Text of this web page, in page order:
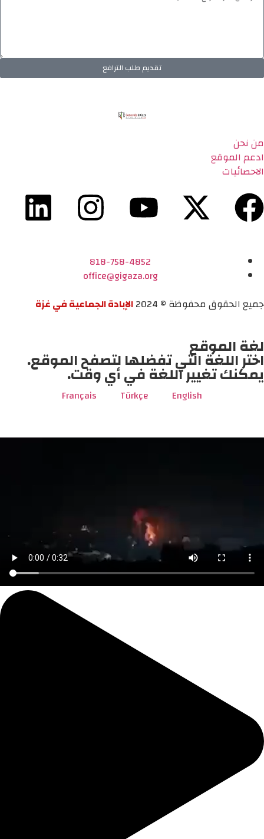
تقديم طلب الترافع
من نحن
ادعم الموقع
الاحصائيات
818-758-4852
office@gigaza.org
جميع الحقوق محفوظة © 2024
الإبادة الجماعية في غزة
لغة الموقع
اختر اللغة التي تفضلها لتصفح الموقع.
يمكنك تغيير اللغة في أي وقت.
English
Türkçe
Français